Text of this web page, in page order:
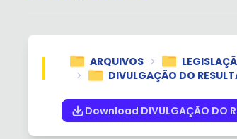
ARQUIVOS
DIVULGAÇÃO DO
Download DIVULGAÇÃO DO